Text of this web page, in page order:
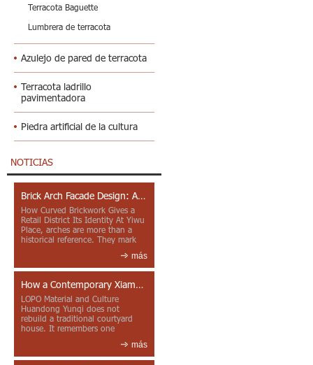
Terracota Baguette
Lumbrera de terracota
Azulejo de pared de terracota
Terracota ladrillo
pavimentadora
Piedra artificial de la cultura
NOTICIAS
Brick Arch Facade Design: A Closer Look at Yiwu Place
How Curved Brickwork Gives a
Retail District Its Identity At Yiwu
Place, arches are more than a
historical reference. They mark
más
How a Contemporary Xiamen Project Reframes Minnan Red Brick
LOPO Material and Culture
Huandong Yunqi does not
rebuild a traditional courtyard
house. It remembers one
más